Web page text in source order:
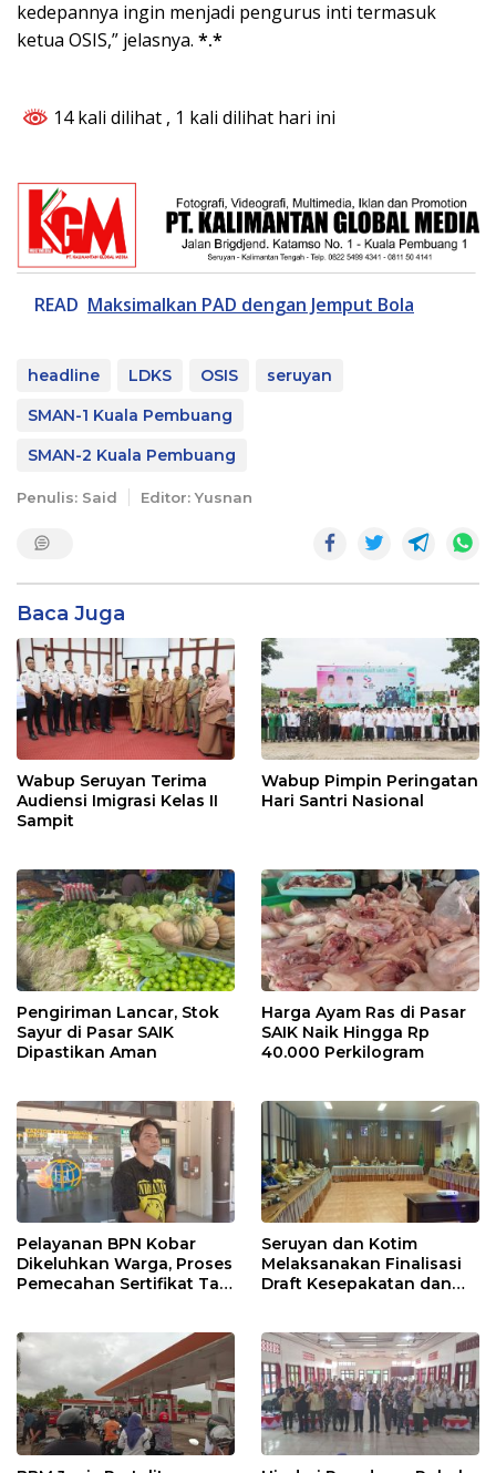
kedepannya ingin menjadi pengurus inti termasuk
ketua OSIS,” jelasnya. *.*
14 kali dilihat , 1 kali dilihat hari ini
READ Maksimalkan PAD dengan Jemput Bola
headline LDKS OSIS
seruyan
SMAN-1 Kuala Pembuang
SMAN-2 Kuala Pembuang
Penulis: Said Editor: Yusnan
Baca Juga
Wabup Seruyan Terima
Audiensi Imigrasi Kelas II
Sampit
Wabup Pimpin Peringatan
Hari Santri Nasional
Pengiriman Lancar, Stok
Sayur di Pasar SAIK
Dipastikan Aman
Harga Ayam Ras di Pasar
SAIK Naik Hingga Rp
40.000 Perkilogram
Pelayanan BPN Kobar
Dikeluhkan Warga, Proses
Pemecahan Sertifikat Tak
Seruyan dan Kotim
Melaksanakan Finalisasi
Draft Kesepakatan dan